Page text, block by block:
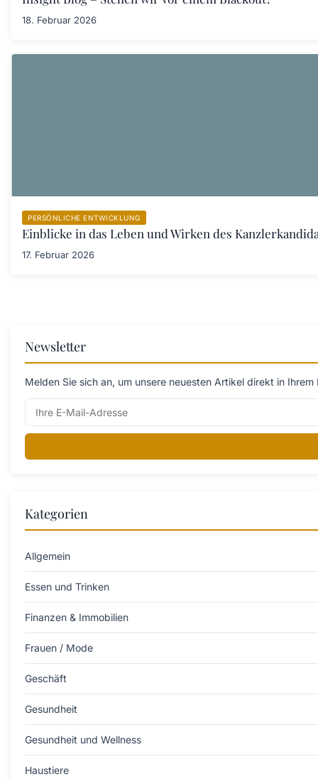
18. Februar 2026
PERSÖNLICHE ENTWICKLUNG
Einblicke in das Leben und Wirken des
17. Februar 2026
Newsletter
Melden Sie sich an, um unsere neuesten Artikel direkt in
Kategorien
Allgemein
Essen und Trinken
Finanzen & Immobilien
Frauen / Mode
Geschäft
Gesundheit
Gesundheit und Wellness
Haustiere